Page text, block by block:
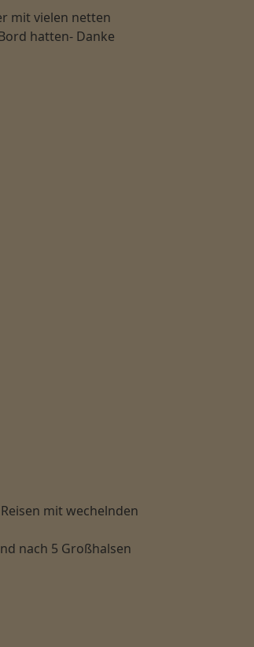
mit vielen netten
hatten- Danke
mit wechelnden
nach 5 Großhalsen